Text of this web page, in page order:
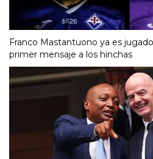
Franco Mastantuono ya es
primer mensaje a los hinchas